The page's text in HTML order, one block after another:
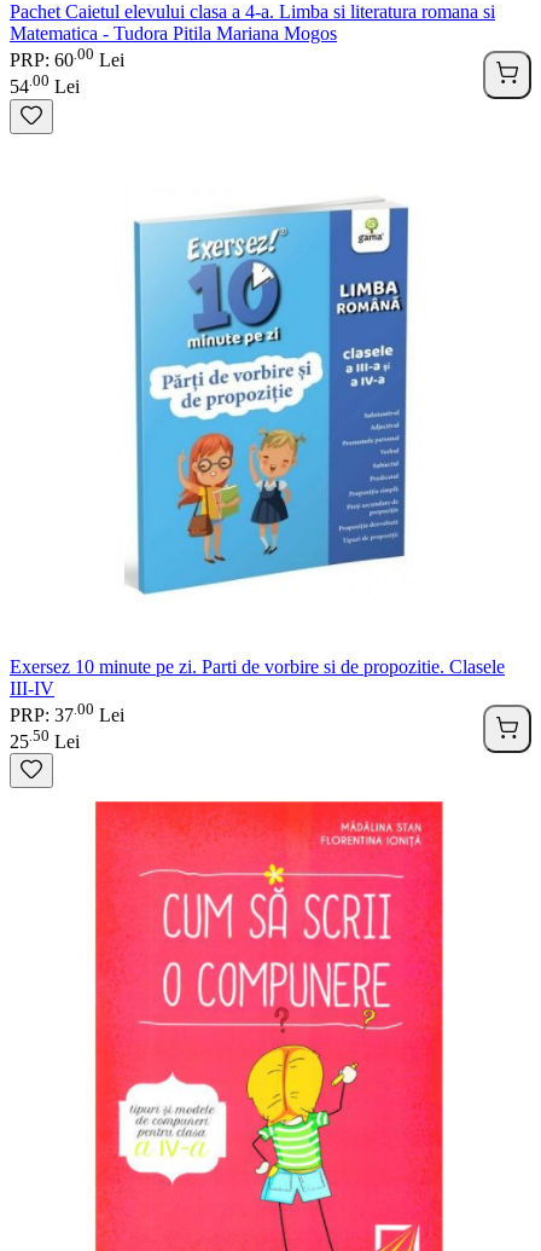
Pachet Caietul elevului clasa a 4-a. Limba si literatura romana si
Matematica - Tudora Pitila Mariana Mogos
PRP: 60 00 Lei
54 00 Lei
Exersez 10 minute pe zi. Parti de vorbire si de propozitie. Clasele
III-IV
PRP: 37 00 Lei
25 50 Lei